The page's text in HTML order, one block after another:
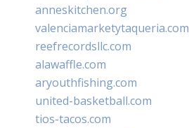
anneskitchen.org
valenciamarketytaqueria.com
reefrecordsllc.com
alawaffle.com
aryouthfishing.com
united-basketball.com
tios-tacos.com